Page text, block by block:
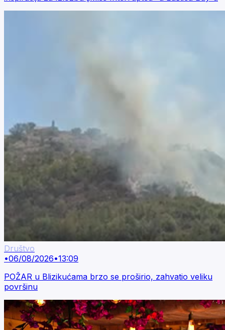
Društvo
•06/08/2026•13:09
POŽAR u Blizikućama brzo se proširio, zahvatio veliku
površinu